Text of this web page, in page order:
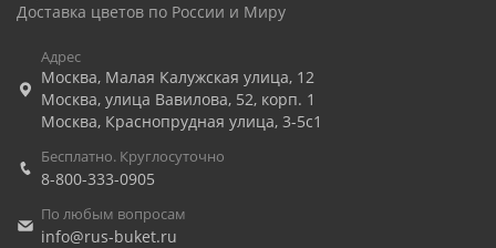
Доставка цветов по России и Миру
Адрес
Москва, Малая Калужская улица, 12
Москва, улица Вавилова, 52, корп. 1
Москва, Краснопрудная улица, 3-5с1
Бесплатно. Круглосуточно
8-800-333-0905
По любым вопросам
info@rus-buket.ru